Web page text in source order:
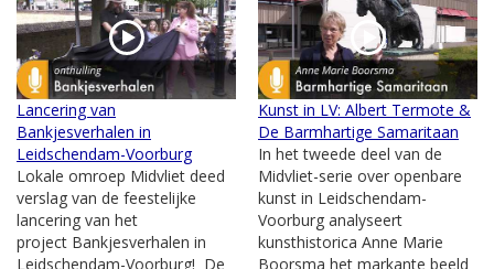
Lancering van
Bankjesverhalen in
Leidschendam-Voorburg
Lokale omroep Midvliet deed
verslag van de feestelijke
lancering van het
project Bankjesverhalen in
Leidschendam-Voorburg! De
Kunst in LV: Albert Termote &
De Barmhartige Samaritaan
In het tweede deel van de
Midvliet-serie over openbare
kunst in Leidschendam-
Voorburg analyseert
kunsthistorica Anne Marie
Boorsma het markante beeld